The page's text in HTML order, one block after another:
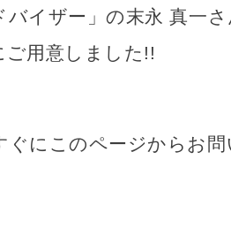
イザー」の末永 真一さ
ご用意しました!!
にこのページからお問